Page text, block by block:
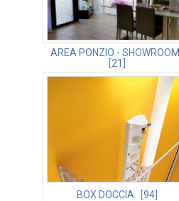
AREA PONZIO - SHOWROOM
[21]
BOX DOCCIA [94]